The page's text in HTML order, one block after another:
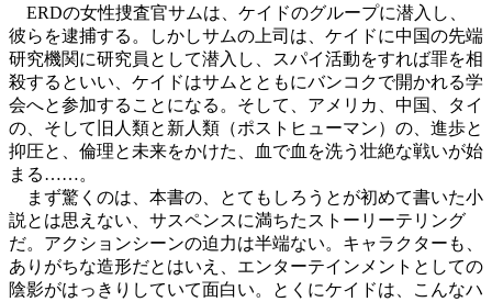
ERDの女性捜査官サムは、ケイドのグループに潜入し、
彼らを逮捕する。しかしサムの上司は、ケイドに中国の先端
研究機関に研究員として潜入し、スパイ活動をすれば罪を相
殺するといい、ケイドはサムとともにバンコクで開かれる学
会へと参加することになる。そして、アメリカ、中国、タイ
の、そして旧人類と新人類（ポストヒューマン）の、進歩と
抑圧と、倫理と未来をかけた、血で血を洗う壮絶な戦いが始
まる……。
まず驚くのは、本書の、とてもしろうとが初めて書いた小
説とは思えない、サスペンスに満ちたストーリーテリング
だ。アクションシーンの迫力は半端ない。キャラクターも、
ありがちな造形だとはいえ、エンターテインメントとしての
陰影がはっきりしていて面白い。とくにケイドは、こんなハ